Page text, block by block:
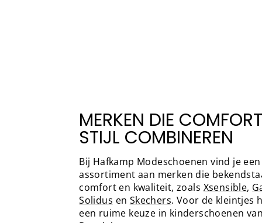
MERKEN DIE
STIJL COMBINEREN
Bij Hafkamp Modeschoenen vind je
assortiment aan merken die
comfort en kwaliteit, zoals Xsensible,
Solidus en Skechers. Voor de kleintjes
een ruime keuze in kinderschoenen van